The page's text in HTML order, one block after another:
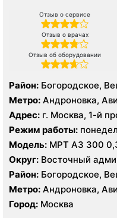
Отзыв о сервисе
Отзыв о врачах
Отзыв об оборудовании
Район: Богородское,
Измайлово, Гольяново,
Косино-Ухтомский,
Новокосино, Перово,
Измайлово, Соколиная
Нижегородский,
Метро: Андроновка,
Новокосино, Перово,
Энтузиастов
Адрес: г. Москва, 1-й
Режим работы:
Модель: МРТ АЗ 300
срезов
Округ: Восточный
Район: Богородское,
Измайлово, Гольяново,
Косино-Ухтомский,
Новокосино, Перово,
Метро: Андроновка,
Новокосино, Перово,
Энтузиастов
Город: Москва